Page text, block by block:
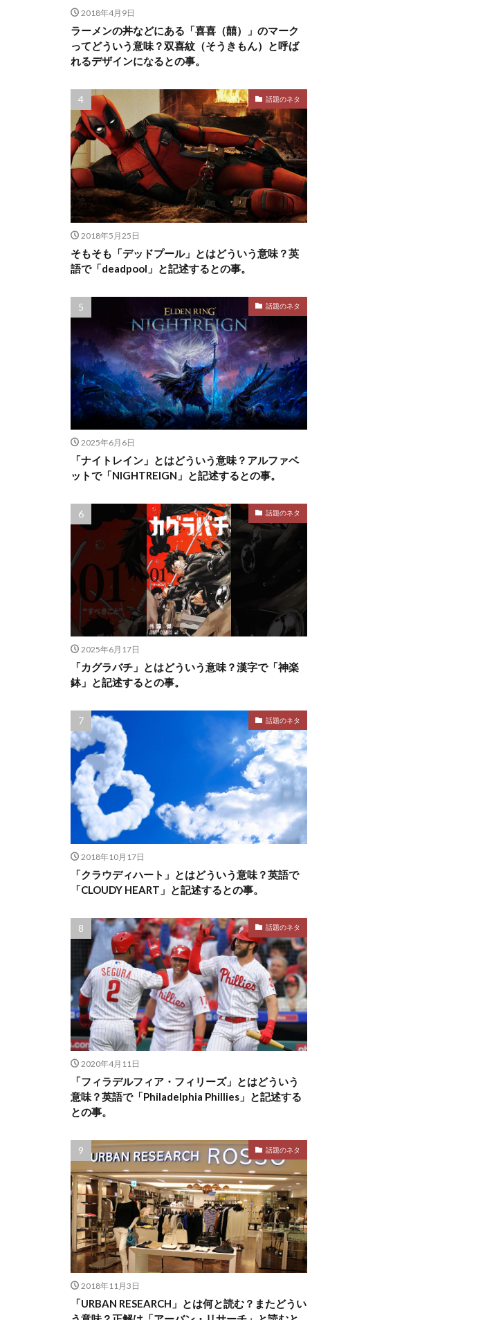
2018年4月9日
ラーメンの丼などにある「喜喜（囍）」のマーク
ってどういう意味？双喜紋（そうきもん）と呼ば
れるデザインになるとの事。
話題のネタ
2018年5月25日
そもそも「デッドプール」とはどういう意味？英
語で「deadpool」と記述するとの事。
話題のネタ
2025年6月6日
「ナイトレイン」とはどういう意味？アルファベ
ットで「NIGHTREIGN」と記述するとの事。
話題のネタ
2025年6月17日
「カグラバチ」とはどういう意味？漢字で「神楽
鉢」と記述するとの事。
話題のネタ
2018年10月17日
「クラウディハート」とはどういう意味？英語で
「CLOUDY HEART」と記述するとの事。
話題のネタ
2020年4月11日
「フィラデルフィア・フィリーズ」とはどういう
意味？英語で「Philadelphia Phillies」と記述する
との事。
話題のネタ
2018年11月3日
「URBAN RESEARCH」とは何と読む？またどうい